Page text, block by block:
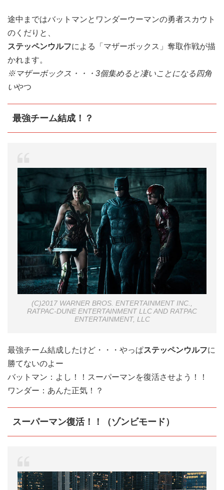
途中まではバットマンとワンダーウーマンの勇者スカウト
のくだりと、
ステッペンウルフによる「マザーボックス」奪取作戦が描
かれます。
※マザーボックス・・・3個集めると凄いことになる四角
いやつ
最強チーム結成！？
(C)2017 WARNER BROS. ENTERTAINMENT INC.,
RATPAC-DUNE ENTERTAINMENT LLC AND RATPAC
ENTERTAINMENT, LLC
最強チーム結成したけど・・・やっぱステッペンウルフに
勝てないのよー
バットマン： よし！！スーパーマンを復活させよう！！
ワンダー： あんた正気！？
スーパーマン復活！！（ゾンビモード）